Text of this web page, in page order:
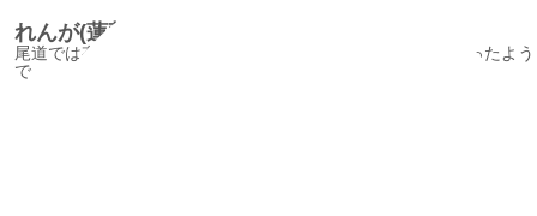
れんが(蓮華)坂/RengasakaAlley
尾道では有名な路地の一つ、レンガ坂にはいろんな名前があったよう
で